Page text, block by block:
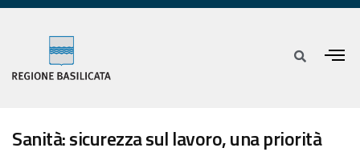
Sanità: sicurezza sul lavoro, una priorità